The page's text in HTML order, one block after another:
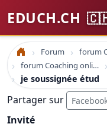
EDUCH.CH
Accueil Forum
forum Coaching online formation professionelle emploi education
je soussignée étud
Partager sur
Invité